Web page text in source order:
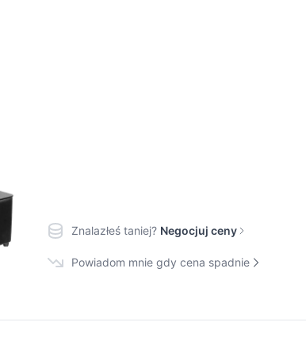
Znalazłeś taniej? Negocjuj ceny
Powiadom mnie gdy cena spadnie